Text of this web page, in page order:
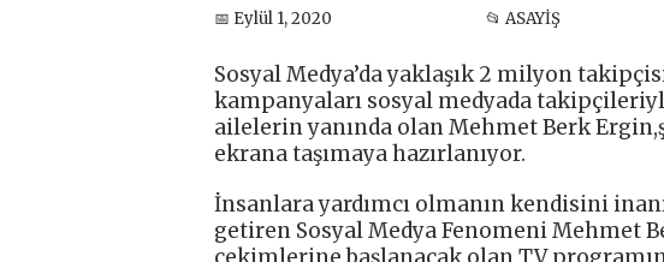
📅 Eylül 1, 2020 📂 ASAYİŞ
Sosyal Medya’da yaklaşık 2 milyon
kampanyaları sosyal medyada
ailelerin yanında olan Mehmet Berk
ekrana taşımaya hazırlanıyor.
İnsanlara yardımcı olmanın kendisini
getiren Sosyal Medya Fenomeni Mehmet
çekimlerine başlanacak olan TV